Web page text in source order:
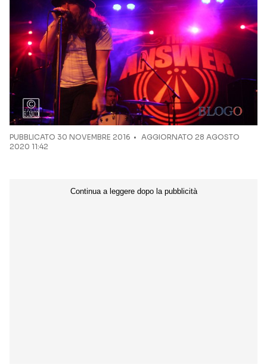
PUBBLICATO 30 NOVEMBRE 2016
AGGIORNATO 28 AGOSTO
2020 11:42